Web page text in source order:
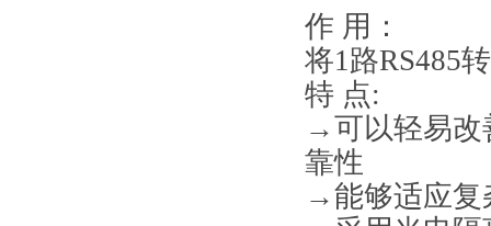
作 用：
将1路RS485转
特 点:
→可以轻易改
靠性
→能够适应复